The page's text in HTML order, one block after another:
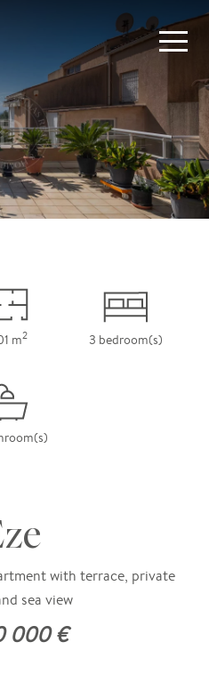
m2 3 bedroom(s)
with terrace, private
sea view
000 €